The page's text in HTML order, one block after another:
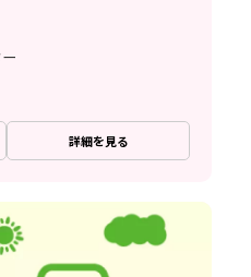
詳細を見る